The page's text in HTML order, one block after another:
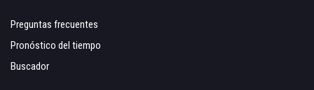
Preguntas frecuentes
Pronóstico del tiempo
Buscador